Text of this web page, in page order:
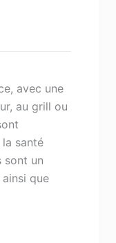
avec une
au grill ou
santé
sont un
que